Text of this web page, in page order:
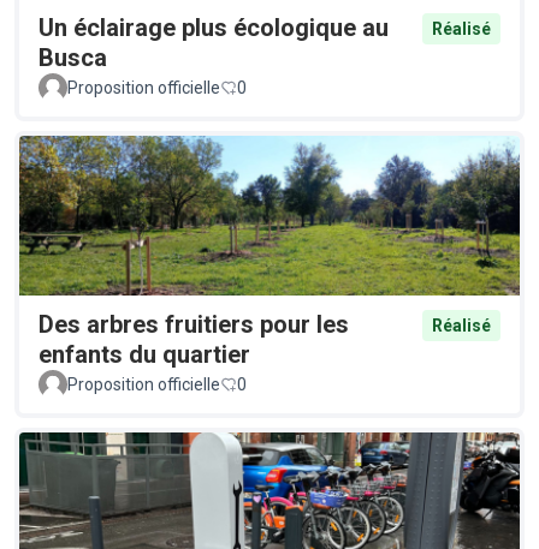
Un éclairage plus écologique au
Busca
Réalisé
Proposition officielle 0
Des arbres fruitiers pour les
enfants du quartier
Réalisé
Proposition officielle 0